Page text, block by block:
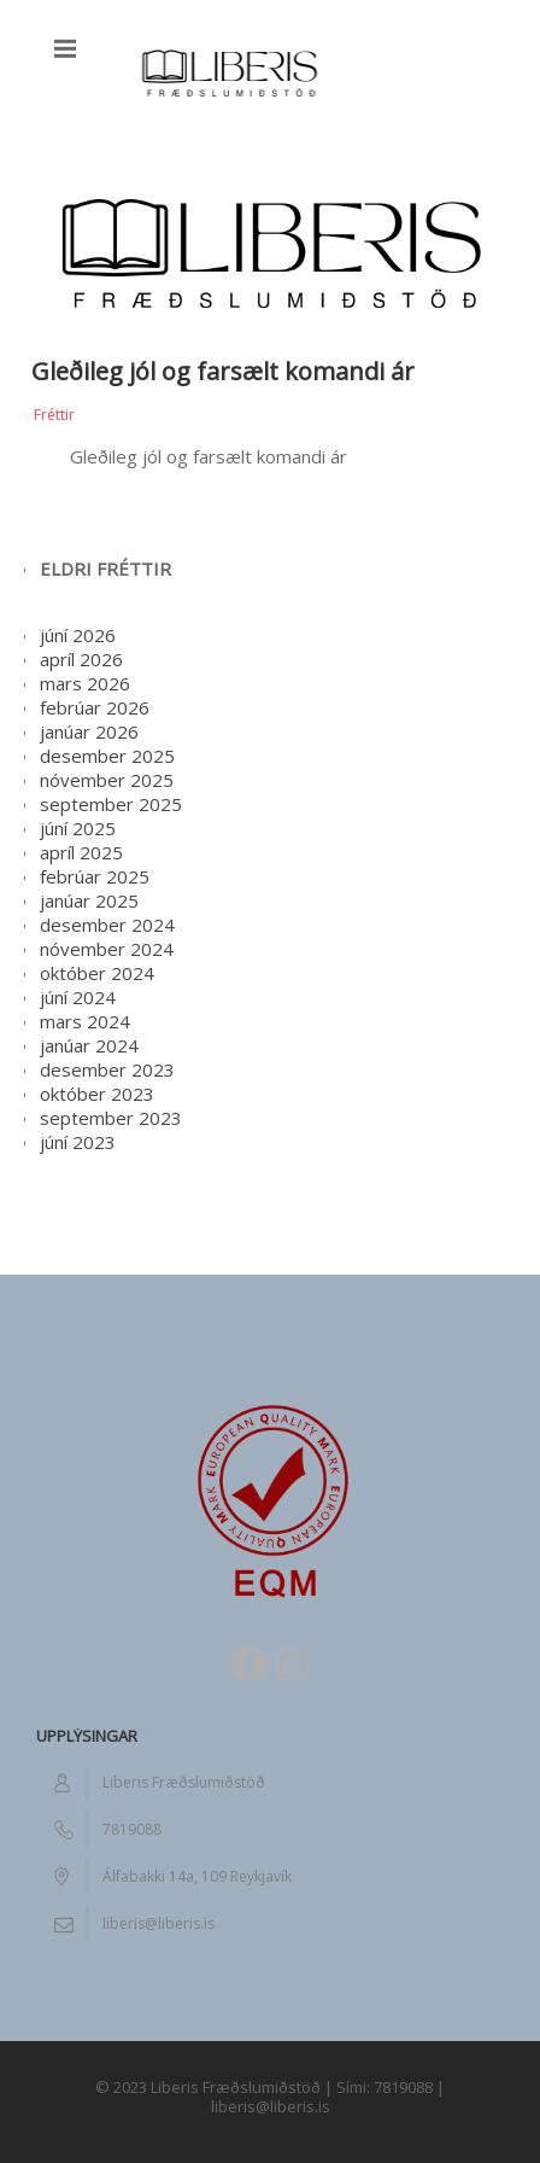
Gleðileg jól og farsælt komandi ár
Fréttir
Gleðileg jól og farsælt komandi ár
ELDRI FRÉTTIR
júní 2026
apríl 2026
mars 2026
febrúar 2026
janúar 2026
desember 2025
nóvember 2025
september 2025
júní 2025
apríl 2025
febrúar 2025
janúar 2025
desember 2024
nóvember 2024
október 2024
júní 2024
mars 2024
janúar 2024
desember 2023
október 2023
september 2023
júní 2023
UPPLÝSINGAR
Liberis Fræðslumiðstöð
7819088
Álfabakki 14a, 109 Reykjavík
liberis@liberis.is
© 2023 Liberis Fræðslumiðstöð | Sími: 7819088 |
liberis@liberis.is